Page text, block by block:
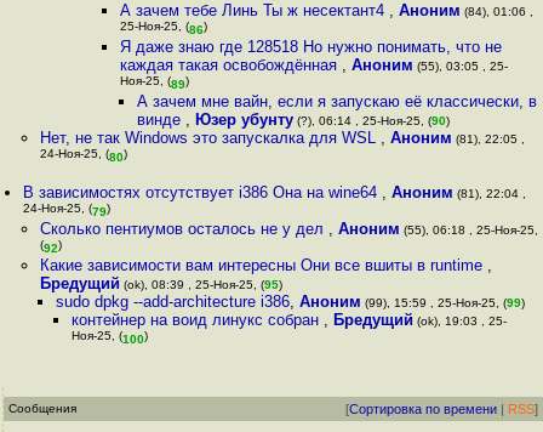
А зачем тебе Линь Ты ж несектант4 ,Аноним (84), 01:06 ,
25-Ноя-25, (86)
Я даже знаю где 128518 Но нужно понимать, что не
каждая такая освобождённая ,Аноним (55), 03:05 , 25-
Ноя-25, (89)
А зачем мне вайн, если я запускаю её классически, в
винде , Юзер убунту(?), 06:14 , 25-Ноя-25, (90)
Нет, не так Windows это запускалка для WSL , Аноним (81), 22:05 ,
24-Ноя-25, (80)
В зависимостях отсутствует i386 Она на wine64 ,Аноним (81), 22:04 ,
24-Ноя-25, (79)
Сколько пентиумов осталось не у дел , Аноним (55), 06:18 , 25-Ноя-25,
(92)
Какие зависимости вам интересны Они все вшиты в runtime ,
Бредущий (ok), 08:39 , 25-Ноя-25, (95)
sudo dpkg --add-architecture i386, Аноним (99), 15:59 , 25-Ноя-25, (99)
контейнер на воид линукс собран , Бредущий (ok), 19:03 , 25-
Ноя-25, (100)
Сообщения [Сортировка по времени | RSS]